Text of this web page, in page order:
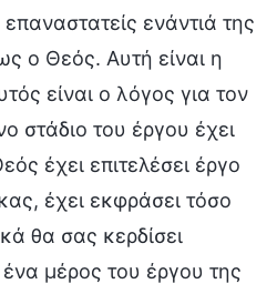
ενάντιά της
ο Θεός. Αυτή είναι η
είναι ο λόγος για τον
στάδιο του έργου έχει
έχει επιτελέσει έργο
έχει εκφράσει τόσο
θα σας κερδίσει
μέρος του έργου της